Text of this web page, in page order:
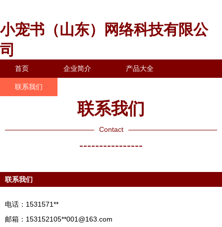
小宠书（山东）网络科技有限公
司
首页 企业简介 产品大全
联系我们
联系我们
Contact
----------------
联系我们
电话：1531571**
邮箱：153152105**001@163.com